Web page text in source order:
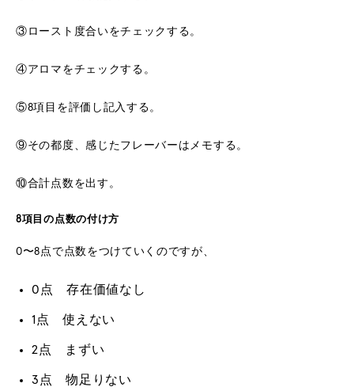
③ロースト度合いをチェックする。
④アロマをチェックする。
⑤8項目を評価し記入する。
⑨その都度、感じたフレーバーはメモする。
⑩合計点数を出す。
8項目の点数の付け方
0〜8点で点数をつけていくのですが、
0点 存在価値なし
1点 使えない
2点 まずい
3点 物足りない